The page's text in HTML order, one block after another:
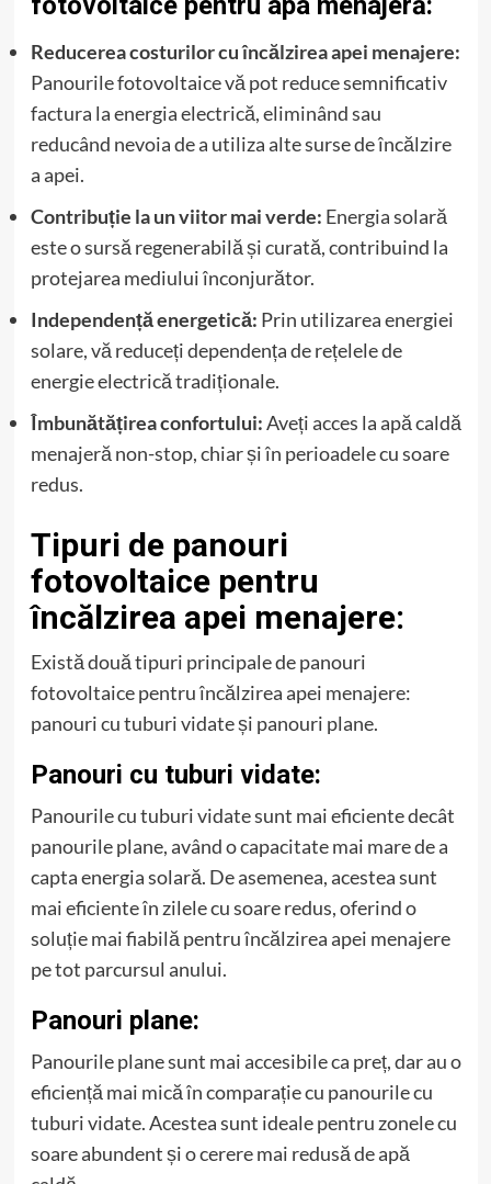
Reducerea costurilor cu încălzirea apei menajere:
Panourile fotovoltaice vă pot reduce semnificativ
factura la energia electrică, eliminând sau
reducând nevoia de a utiliza alte surse de încălzire
a apei.
Contribuție la un viitor mai verde: Energia solară
este o sursă regenerabilă și curată, contribuind la
protejarea mediului înconjurător.
Independență energetică: Prin utilizarea energiei
solare, vă reduceți dependența de rețelele de
energie electrică tradiționale.
Îmbunătățirea confortului:Aveți acces la apă caldă
menajeră non-stop, chiar și în perioadele cu soare
redus.
Tipuri de panouri
fotovoltaice pentru
încălzirea apei menajere:
Există două tipuri principale de panouri
fotovoltaice pentru încălzirea apei menajere:
panouri cu tuburi vidate și panouri plane.
Panouri cu tuburi vidate:
Panourile cu tuburi vidate sunt mai eficiente decât
panourile plane, având o capacitate mai mare de a
capta energia solară. De asemenea, acestea sunt
mai eficiente în zilele cu soare redus, oferind o
soluție mai fiabilă pentru încălzirea apei menajere
pe tot parcursul anului.
Panouri plane:
Panourile plane sunt mai accesibile ca preț, dar au o
eficiență mai mică în comparație cu panourile cu
tuburi vidate. Acestea sunt ideale pentru zonele cu
soare abundent și o cerere mai redusă de apă